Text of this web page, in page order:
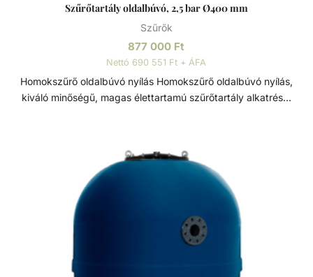
Szűrőtartály oldalbúvó, 2,5 bar Ø400 mm
Szűrők
877 000 Ft
Nettó 690 551 Ft + ÁFA
Homokszűrő oldalbúvó nyílás Homokszűrő oldalbúvó nyílás,
kiváló minőségű, magas élettartamú szűrőtartály alkatrész.
elszaporodhatnak az algák és más szennyeződések,
melyek nem csak a látványt rontják, de a fürdőzők
egészségére is veszélyesek lehetnek. A szűrőtartály a
vízforgató készülék segítségével az egészen finom
szennyeződéseket is kiszűrhetik a vízből, amelyek így
fennakadnak a szűrőközegen.